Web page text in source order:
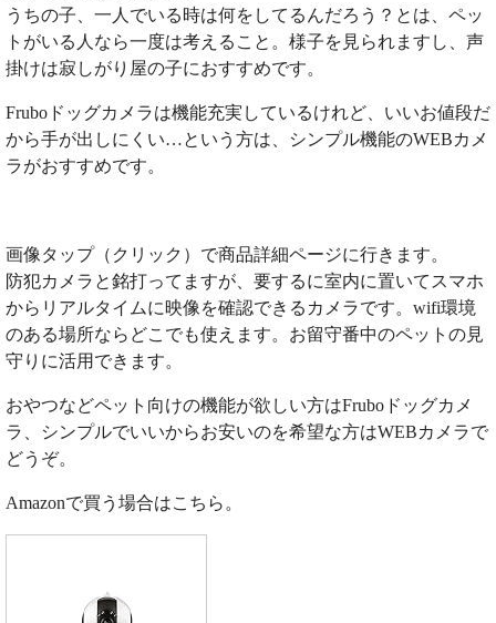
うちの子、一人でいる時は何をしてるんだろう？とは、ペッ
トがいる人なら一度は考えること。様子を見られますし、声
掛けは寂しがり屋の子におすすめです。
Fruboドッグカメラは機能充実しているけれど、いいお値段だ
から手が出しにくい…という方は、シンプル機能のWEBカメ
ラがおすすめです。
画像タップ（クリック）で商品詳細ページに行きます。
防犯カメラと銘打ってますが、要するに室内に置いてスマホ
からリアルタイムに映像を確認できるカメラです。wifi環境
のある場所ならどこでも使えます。お留守番中のペットの見
守りに活用できます。
おやつなどペット向けの機能が欲しい方はFruboドッグカメ
ラ、シンプルでいいからお安いのを希望な方はWEBカメラで
どうぞ。
Amazonで買う場合はこちら。